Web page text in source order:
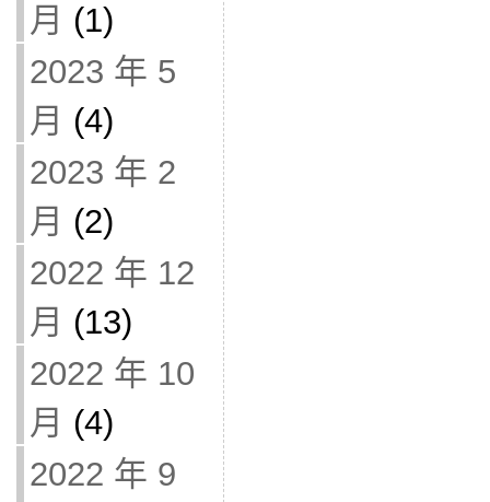
月 (1)
2023 年 5
月 (4)
2023 年 2
月 (2)
2022 年 12
月 (13)
2022 年 10
月 (4)
2022 年 9